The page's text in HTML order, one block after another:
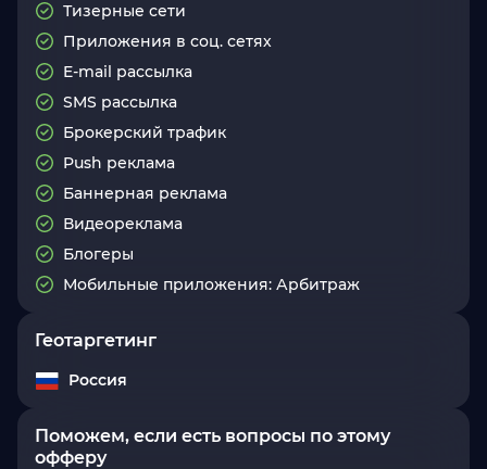
Тизерные сети
Приложения в соц. сетях
E-mail рассылка
SMS рассылка
Брокерский трафик
Push реклама
Баннерная реклама
Видеореклама
Блогеры
Мобильные приложения: Арбитраж
Геотаргетинг
Россия
Поможем, если есть вопросы по этому
офферу